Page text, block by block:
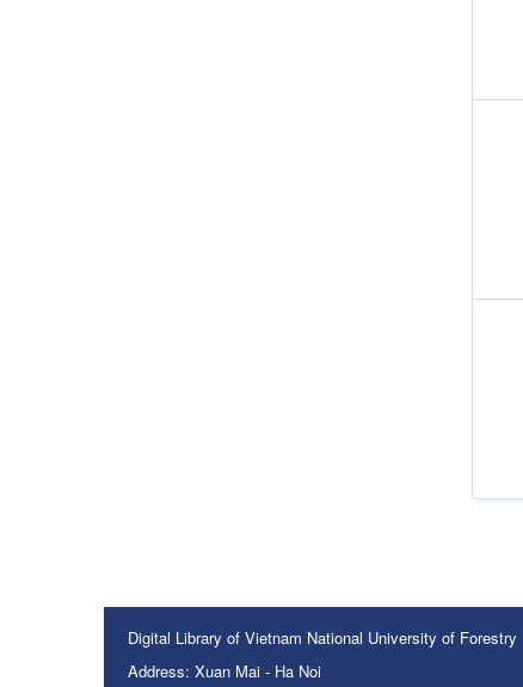
Digital Library of Vietnam National University of Forestry
Address: Xuan Mai - Ha Noi